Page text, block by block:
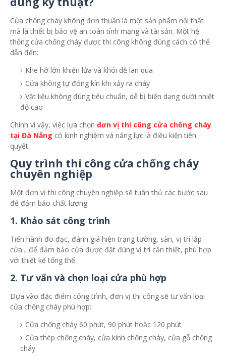
Cửa chống cháy không đơn thuần là một sản phẩm nội thất
mà là thiết bị bảo vệ an toàn tính mạng và tài sản. Một hệ
thống cửa chống cháy được thi công không đúng cách có thể
dẫn đến:
Khe hở lớn khiến lửa và khói dễ lan qua
Cửa không tự đóng kín khi xảy ra cháy
Vật liệu không đúng tiêu chuẩn, dễ bị biến dạng dưới nhiệt
độ cao
Chính vì vậy, việc lựa chọn đơn vị thi công cửa chống cháy
tại Đà Nẵng có kinh nghiệm và năng lực là điều kiện tiên
quyết.
Quy trình thi công cửa chống cháy
chuyên nghiệp
Một đơn vị thi công chuyên nghiệp sẽ tuân thủ các bước sau
để đảm bảo chất lượng:
1. Khảo sát công trình
Tiến hành đo đạc, đánh giá hiện trạng tường, sàn, vị trí lắp
cửa... để đảm bảo cửa được đặt đúng vị trí cần thiết, phù hợp
với thiết kế tổng thể.
2. Tư vấn và chọn loại cửa phù hợp
Dựa vào đặc điểm công trình, đơn vị thi công sẽ tư vấn loại
cửa chống cháy phù hợp:
Cửa chống cháy 60 phút, 90 phút hoặc 120 phút
Cửa thép chống cháy, cửa kính chống cháy, cửa gỗ chống
cháy